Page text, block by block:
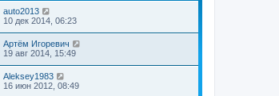
auto2013
10 дек 2014, 06:23
Артём Игоревич
19 авг 2014, 15:49
Aleksey1983
16 июн 2012, 08:49